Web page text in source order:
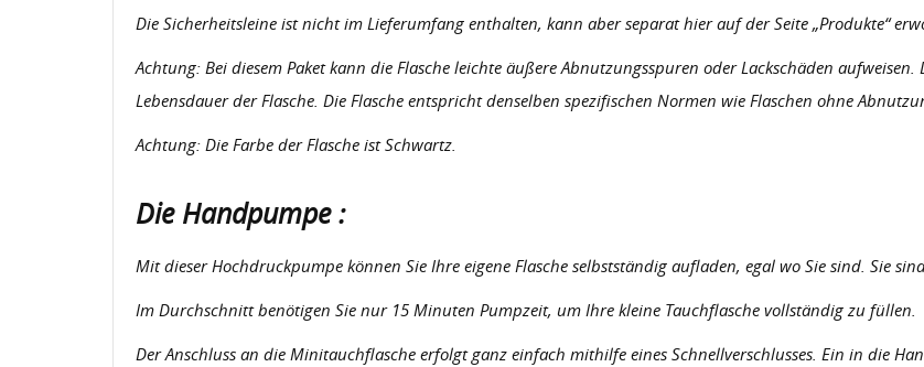
Die Sicherheitsleine ist nicht im Lieferumfang enthalten, kann aber separat hier auf der Seite „Produkte“
Achtung: Bei diesem Paket kann die Flasche leichte äußere Abnutzungsspuren oder Lackschäden
Lebensdauer der Flasche. Die Flasche entspricht denselben spezifischen Normen wie Flaschen ohne
Achtung: Die Farbe der Flasche ist Schwartz.
Die Handpumpe :
Mit dieser Hochdruckpumpe können Sie Ihre eigene Flasche selbstständig aufladen, egal wo Sie sind. Sie
Im Durchschnitt benötigen Sie nur 15 Minuten Pumpzeit, um Ihre kleine Tauchflasche vollständig zu füllen.
Der Anschluss an die Minitauchflasche erfolgt ganz einfach mithilfe eines Schnellverschlusses. Ein in die